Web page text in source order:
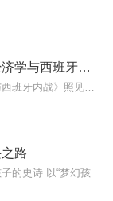
《希特勒的影子帝国：纳粹经济学与西班牙内战》987
路